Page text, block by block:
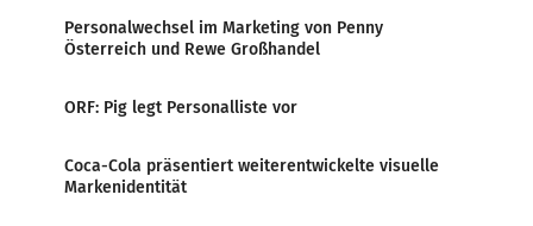
Personalwechsel im Marketing von Penny
Österreich und Rewe Großhandel
ORF: Pig legt Personalliste vor
Coca-Cola präsentiert weiterentwickelte visuelle
Markenidentität